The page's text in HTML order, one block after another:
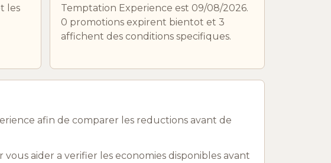
les
Temptation Experience est 09/08/2026.
0 promotions expirent bientot et 3
affichent des conditions specifiques.
afin de comparer les reductions avant de
aider a verifier les economies disponibles avant